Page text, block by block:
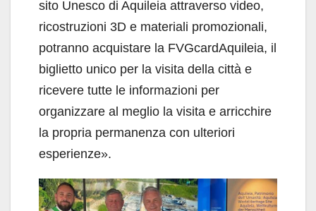
sito Unesco di Aquileia attraverso video,
ricostruzioni 3D e materiali promozionali,
potranno acquistare la FVGcardAquileia, il
biglietto unico per la visita della città e
ricevere tutte le informazioni per
organizzare al meglio la visita e arricchire
la propria permanenza con ulteriori
esperienze».